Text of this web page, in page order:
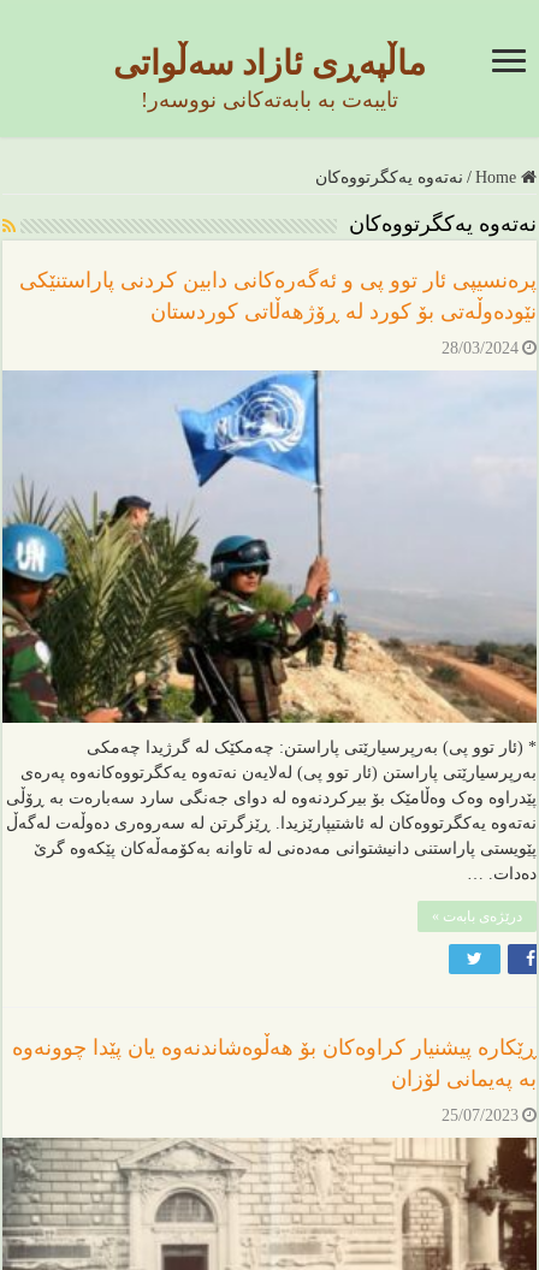
ماڵپەڕی ئازاد سەڵواتی
تایبەت بە بابەتەکانی نووسەر!
Home
/ نەتەوە یەکگرتووەکان
نەتەوە یەکگرتووەکان
پرەنسیپی ئار توو پی و ئەگەرەکانی دابین کردنی پاراستنێکی
نێودەوڵەتی بۆ کورد لە ڕۆژهەڵاتی کوردستان
28/03/2024
* (ئار توو پی) بەرپرسیارێتی پاراستن: چەمکێک لە گرژیدا چەمکی
بەرپرسیارێتی پاراستن (ئار توو پی) لەلایەن نەتەوە یەکگرتووەکانەوە پەرەی
پێدراوە وەک وەڵامێک بۆ بیرکردنەوە لە دوای جەنگی سارد سەبارەت بە ڕۆڵی
نەتەوە یەکگرتووەکان لە ئاشتیپارێزیدا. ڕێزگرتن لە سەروەری دەوڵەت لەگەڵ
پێویستی پاراستنی دانیشتوانی مەدەنی لە تاوانە بەکۆمەڵەکان پێکەوە گرێ
دەدات. …
درێژەی بابەت »
ڕێکارە پیشنیار کراوەکان بۆ هەڵوەشاندنەوە یان پێدا چوونەوە
بە پەیمانی لۆزان
25/07/2023